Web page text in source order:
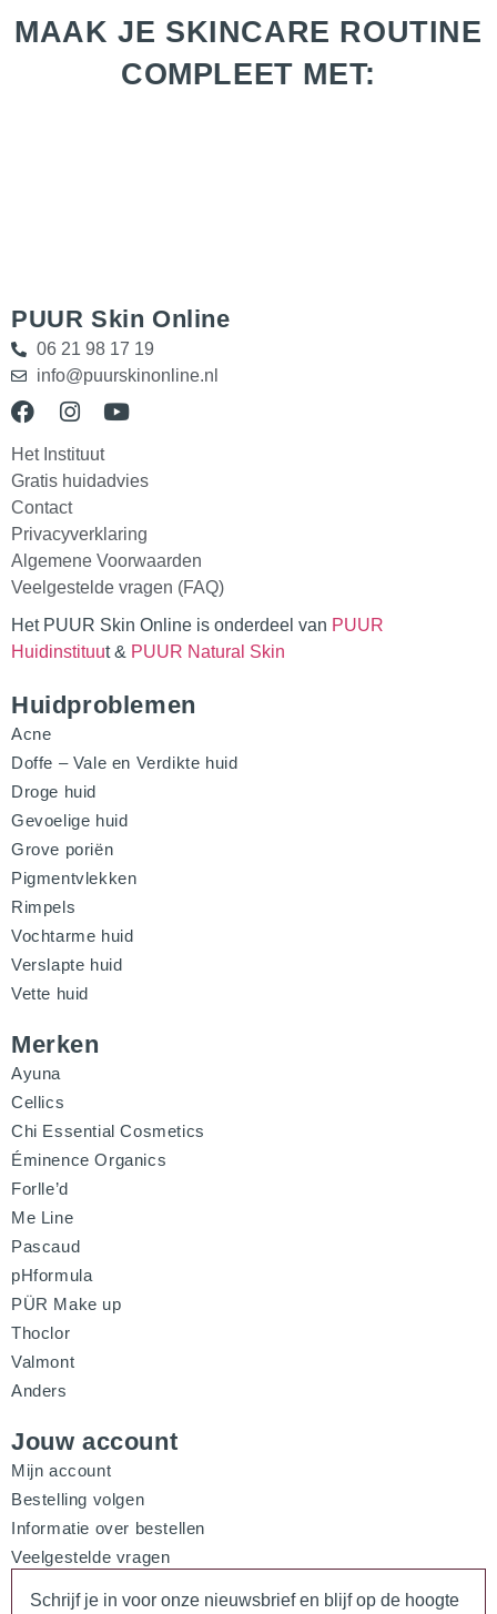
MAAK JE SKINCARE ROUTINE
COMPLEET MET:
PUUR Skin Online
06 21 98 17 19
info@puurskinonline.nl
Het Instituut
Gratis huidadvies
Contact
Privacyverklaring
Algemene Voorwaarden
Veelgestelde vragen (FAQ)
Het PUUR Skin Online is onderdeel van PUUR
Huidinstituut & PUUR Natural Skin
Huidproblemen
Acne
Doffe – Vale en Verdikte huid
Droge huid
Gevoelige huid
Grove poriën
Pigmentvlekken
Rimpels
Vochtarme huid
Verslapte huid
Vette huid
Merken
Ayuna
Cellics
Chi Essential Cosmetics
Éminence Organics
Forlle’d
Me Line
Pascaud
pHformula
PÜR Make up
Thoclor
Valmont
Anders
Jouw account
Mijn account
Bestelling volgen
Informatie over bestellen
Veelgestelde vragen
Schrijf je in voor onze nieuwsbrief en blijf op de hoogte